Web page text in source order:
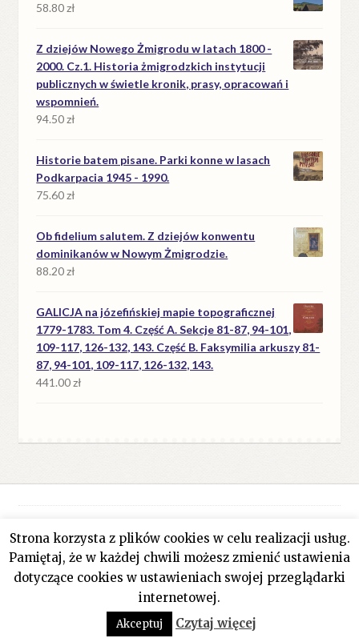
58.80zł
Z dziejów Nowego Żmigrodu w latach 1800 -
2000. Cz.1. Historia żmigrodzkich instytucji
publicznych w świetle kronik, prasy, opracowań i
wspomnień.
94.50zł
Historie batem pisane. Parki konne w lasach
Podkarpacia 1945 - 1990.
75.60zł
Ob fidelium salutem. Z dziejów konwentu
dominikanów w Nowym Żmigrodzie.
88.20zł
GALICJA na józefińskiej mapie topograficznej
1779-1783. Tom 4. Część A. Sekcje 81-87, 94-101,
109-117, 126-132, 143. Część B. Faksymilia arkuszy 81-
87, 94-101, 109-117, 126-132, 143.
441.00zł
© Antykwariat Filar 2026
Polityka prywatności
Stworzone z WooCommerce.
Strona korzysta z plików cookies w celu realizacji usług.
Pamiętaj, że w każdej chwili możesz zmienić ustawienia
dotyczące cookies w ustawieniach swojej przeglądarki
internetowej.
Akceptuj Czytaj więcej